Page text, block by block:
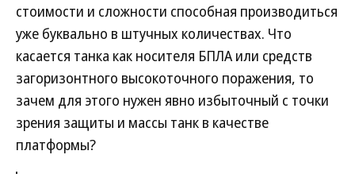
стоимости и сложности способная производиться
уже буквально в штучных количествах. Что
касается танка как носителя БПЛА или средств
загоризонтного высокоточного поражения, то
зачем для этого нужен явно избыточный с точки
зрения защиты и массы танк в качестве
платформы?